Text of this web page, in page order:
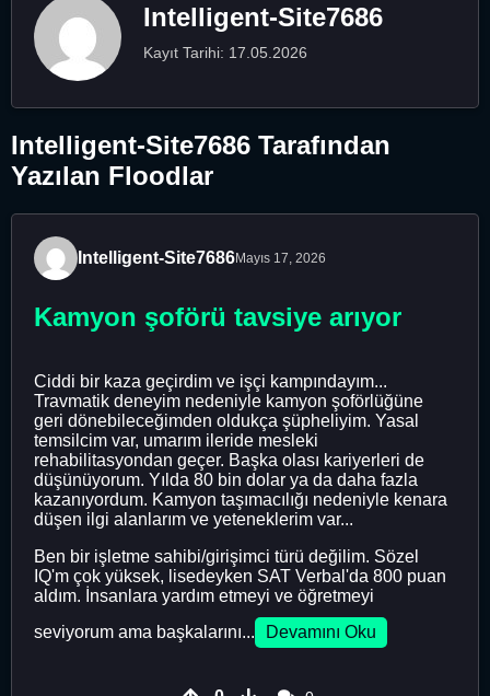
Intelligent-Site7686
Kayıt Tarihi: 17.05.2026
Intelligent-Site7686 Tarafından
Yazılan Floodlar
Intelligent-Site7686Mayıs 17, 2026
Kamyon şoförü tavsiye arıyor
Ciddi bir kaza geçirdim ve işçi kampındayım...
Travmatik deneyim nedeniyle kamyon şoförlüğüne
geri dönebileceğimden oldukça şüpheliyim. Yasal
temsilcim var, umarım ileride mesleki
rehabilitasyondan geçer. Başka olası kariyerleri de
düşünüyorum. Yılda 80 bin dolar ya da daha fazla
kazanıyordum. Kamyon taşımacılığı nedeniyle kenara
düşen ilgi alanlarım ve yeteneklerim var...
Ben bir işletme sahibi/girişimci türü değilim. Sözel
IQ'm çok yüksek, lisedeyken SAT Verbal'da 800 puan
aldım. İnsanlara yardım etmeyi ve öğretmeyi
seviyorum ama başkalarını...
Devamını Oku